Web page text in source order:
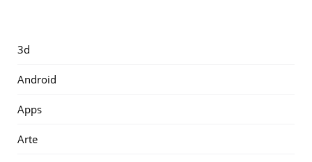
3d
Android
Apps
Arte